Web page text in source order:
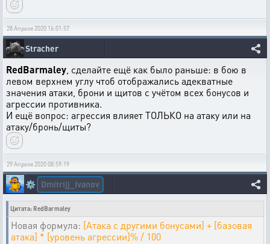
28 Апреля 2020 16:01:57
Stracher
RedBarmaley , сделайте ещё как было раньше: в бою в
левом верхнем углу чтоб отображались адекватные
значения атаки, брони и щитов с учётом всех бонусов и
агрессии противника.
И ещё вопрос: агрессия влияет ТОЛЬКО на атаку или на
атаку/бронь/щиты?
29 Апреля 2020 08:59:19
⚙️ Dmitrijj_Ivanov
Цитата: RedBarmaley
Новая формула: [Атака с другими бонусами] + [базовая
атака] * [уровень агрессии]% / 100